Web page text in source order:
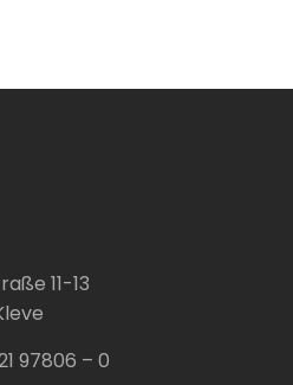
11-13
97806 – 0